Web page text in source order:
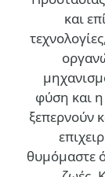
και
φύση και
ξεπερνούν
θυμόμαστε